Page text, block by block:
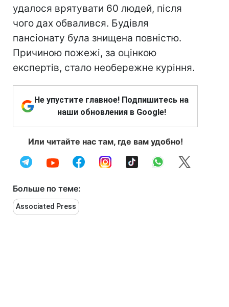
удалося врятувати 60 людей, після
чого дах обвалився. Будівля
пансіонату була знищена повністю.
Причиною пожежі, за оцінкою
експертів, стало необережне куріння.
Не упустите главное! Подпишитесь на
наши обновления в Google!
Или читайте нас там, где вам удобно!
Больше по теме:
Associated Press